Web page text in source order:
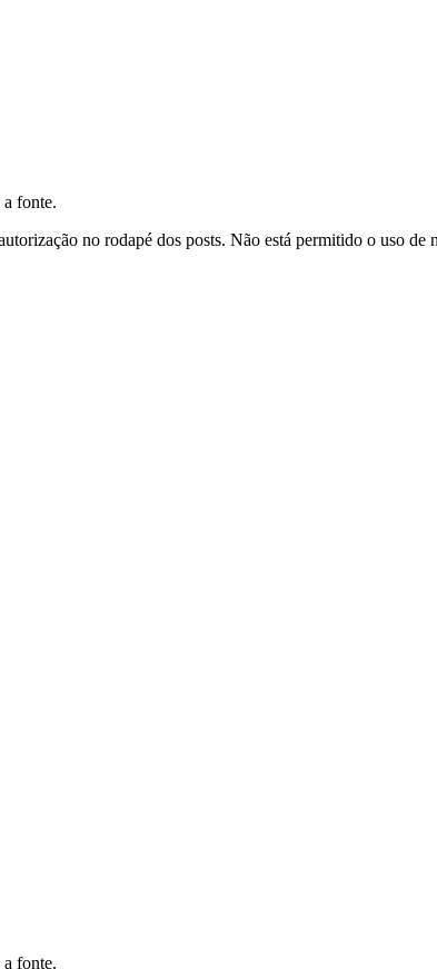
fonte.
no rodapé dos posts. Não está permitido o uso de
fonte.